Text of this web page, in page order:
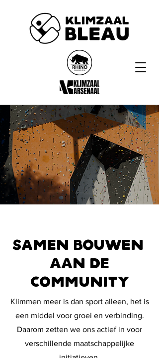
SAMEN BOUWEN
AAN DE
COMMUNITY
Klimmen meer is dan sport alleen, het is
een middel voor groei en verbinding.
Daarom zetten we ons actief in voor
verschillende maatschappelijke